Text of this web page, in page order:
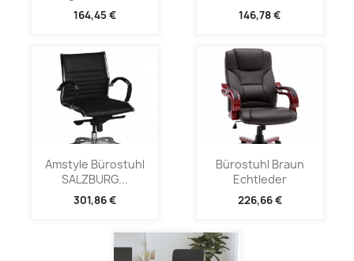
164,45 € 146,78 €
Amstyle Bürostuhl
SALZBURG...
301,86 €
Bürostuhl Braun
Echtleder
226,66 €